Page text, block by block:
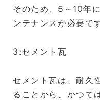
そのため、5～10年
ンテナンスが必要で
3:セメント瓦
セメント瓦は、耐久
ることから、かつて